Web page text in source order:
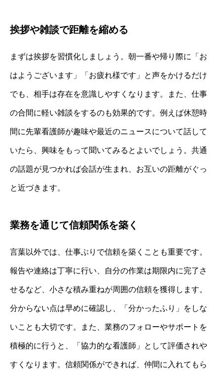
挨拶や雑談で距離を縮める
まずは挨拶を習慣化しましょう。朝一番や帰り際に「お
はようございます」「お疲れ様です」と声をかけるだけ
でも、相手は存在を意識しやすくなります。また、仕事
の合間に軽い雑談をするのも効果的です。例えば休憩時
間に先輩看護師が趣味や最近のニュースについて話して
いたら、興味をもって聞いてみるとよいでしょう。共通
の話題が見つかれば会話が生まれ、お互いの距離がぐっ
と近づきます。
業務を通じて信頼関係を築く
言葉以外では、仕事ぶりで信頼を築くことも重要です。
報告や連絡は丁寧に行い、自分の作業は期限内に完了さ
せるなど、小さな積み重ねが周囲の信頼を獲得します。
分からない点は早めに確認し、「分かったふり」をしな
いことも大切です。また、業務のフォローやサポートを
積極的に行うと、「協力的な看護師」として評価されや
すくなります。信頼関係ができれば、仲間に入れてもら